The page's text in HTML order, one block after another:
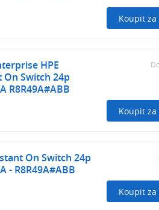
Koupit za
HPE
Switch 24p
R8R49A#ABB
Koupit za
On Switch 24p
- R8R49A#ABB
Koupit za